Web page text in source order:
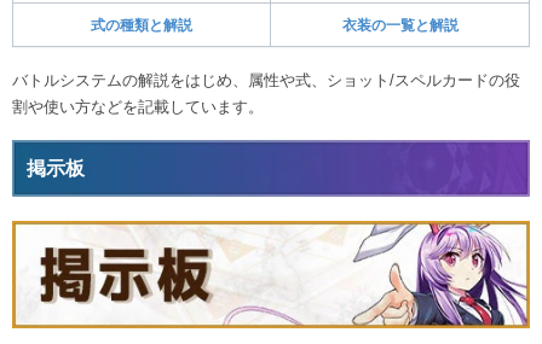
式の種類と解説 衣装の一覧と解説
バトルシステムの解説をはじめ、属性や式、ショット/スペルカードの役
割や使い方などを記載しています。
掲示板